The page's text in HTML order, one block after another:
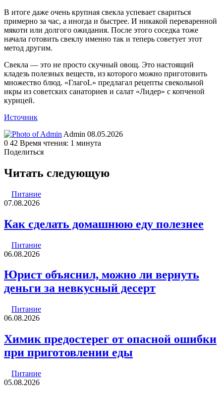
В итоге даже очень крупная свекла успевает свариться
примерно за час, а иногда и быстрее. И никакой переваренной
мякоти или долгого ожидания. После этого соседка тоже
начала готовить свеклу именно так и теперь советует этот
метод другим.
Свекла — это не просто скучный овощ. Это настоящий
кладезь полезных веществ, из которого можно приготовить
множество блюд. «ГлагоL» предлагал рецепты свекольной
икры из советских санаториев и салат «Лидер» с копченой
курицей.
Источник
Admin Send
an
08.05.2026
0 42 Время чтения: 1 минута
Поделиться
через
электронную
Читать следующую
Питание
07.08.2026
Как сделать домашнюю еду полезнее
Питание
06.08.2026
Юрист объяснил, можно ли вернуть
деньги за невкусный десерт
Питание
06.08.2026
Химик предостерег от опасной ошибки
при приготовлении еды
Питание
05.08.2026